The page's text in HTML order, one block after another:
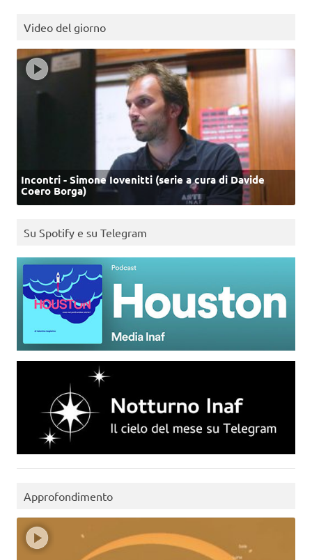
Video del giorno
Incontri - Simone Iovenitti (serie a cura di Davide
Coero Borga)
Su Spotify e su Telegram
Approfondimento